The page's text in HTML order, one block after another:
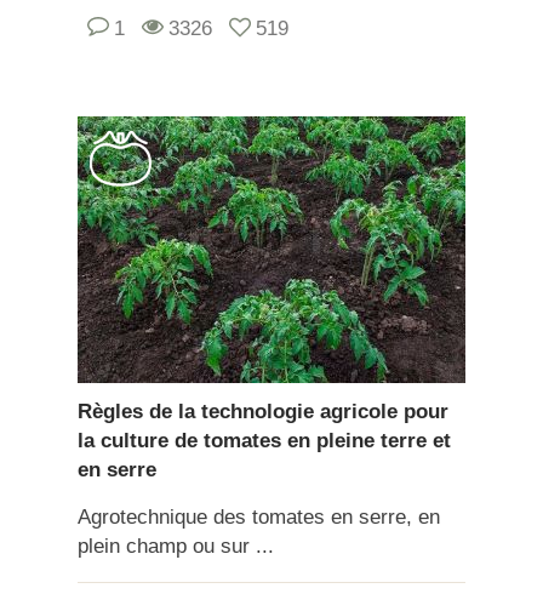
1 3326 519
Règles de la technologie agricole pour
la culture de tomates en pleine terre et
en serre
Agrotechnique des tomates en serre, en
plein champ ou sur ...